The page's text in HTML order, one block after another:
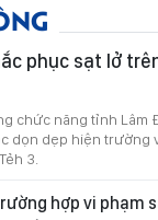
phục sạt lở
chức năng tỉnh Lâm
dọn dẹp hiện trường
3.
hợp vi phạm